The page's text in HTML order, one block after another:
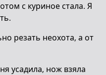
с куриное стала. Я
резать неохота, а от
усадила, нож взяла